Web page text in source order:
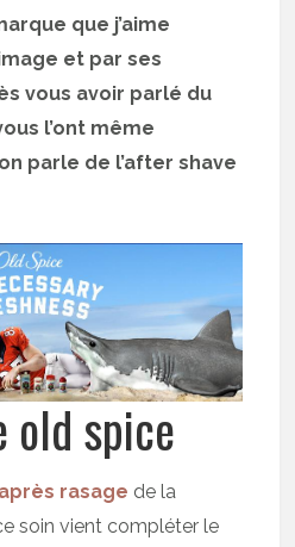
que j’aime
et par ses
vous avoir parlé du
l’ont même
parle de l’after shave
old spice
après rasage de la
soin vient compléter le